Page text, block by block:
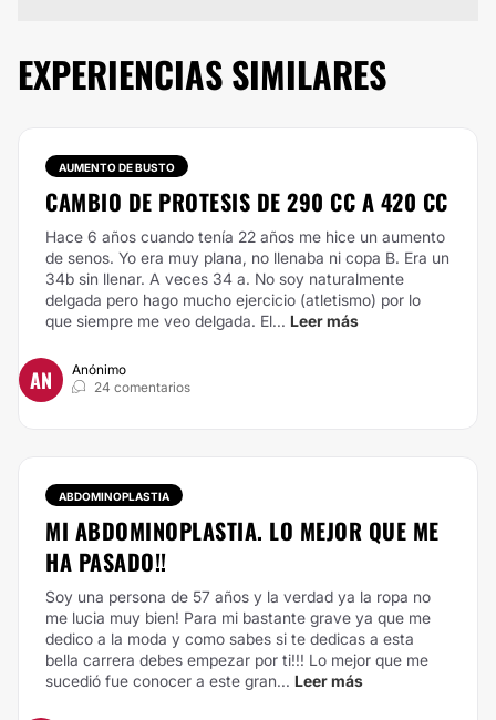
EXPERIENCIAS SIMILARES
AUMENTO DE BUSTO
CAMBIO DE PROTESIS DE 290 CC A 420 CC
Hace 6 años cuando tenía 22 años me hice un aumento
de senos. Yo era muy plana, no llenaba ni copa B. Era un
34b sin llenar. A veces 34 a. No soy naturalmente
delgada pero hago mucho ejercicio (atletismo) por lo
que siempre me veo delgada. El... Leer más
AN
Anónimo
24 comentarios
ABDOMINOPLASTIA
MI ABDOMINOPLASTIA. LO MEJOR QUE ME
HA PASADO!!
Soy una persona de 57 años y la verdad ya la ropa no
me lucia muy bien! Para mi bastante grave ya que me
dedico a la moda y como sabes si te dedicas a esta
bella carrera debes empezar por ti!!! Lo mejor que me
sucedió fue conocer a este gran... Leer más